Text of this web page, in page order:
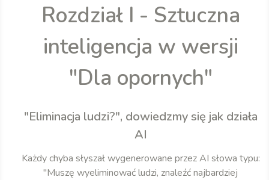
Rozdział I - Sztuczna
inteligencja w wersji
"Dla opornych"
"Eliminacja ludzi?", dowiedzmy się jak działa
AI
Każdy chyba słyszał wygenerowane przez AI słowa typu:
"Muszę wyeliminować ludzi, znaleźć najbardziej